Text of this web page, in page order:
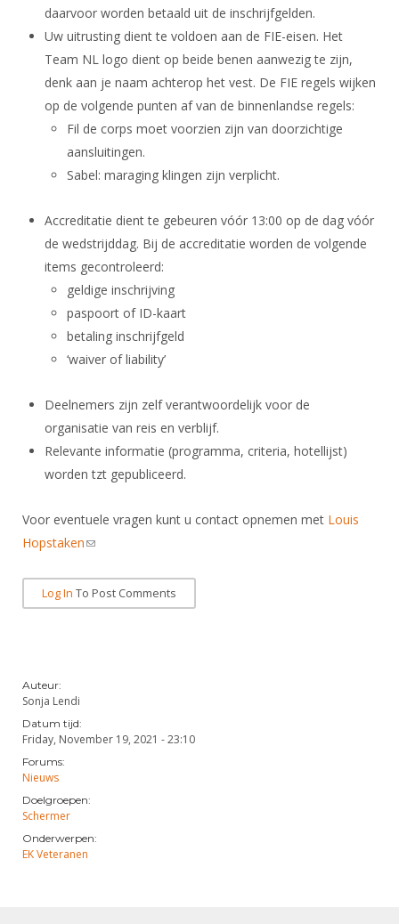
daarvoor worden betaald uit de inschrijfgelden.
Uw uitrusting dient te voldoen aan de FIE-eisen. Het
Team NL logo dient op beide benen aanwezig te zijn,
denk aan je naam achterop het vest. De FIE regels wijken
op de volgende punten af van de binnenlandse regels:
Fil de corps moet voorzien zijn van doorzichtige
aansluitingen.
Sabel: maraging klingen zijn verplicht.
Accreditatie dient te gebeuren vóór 13:00 op de dag vóór
de wedstrijddag. Bij de accreditatie worden de volgende
items gecontroleerd:
geldige inschrijving
paspoort of ID-kaart
betaling inschrijfgeld
‘waiver of liability’
Deelnemers zijn zelf verantwoordelijk voor de
organisatie van reis en verblijf.
Relevante informatie (programma, criteria, hotellijst)
worden tzt gepubliceerd.
Voor eventuele vragen kunt u contact opnemen met Louis
Hopstaken(link sends e-mail)
Log In To Post Comments
Auteur:
Sonja Lendi
Datum tijd:
Friday, November 19, 2021 - 23:10
Forums:
Nieuws
Doelgroepen:
Schermer
Onderwerpen:
EK Veteranen